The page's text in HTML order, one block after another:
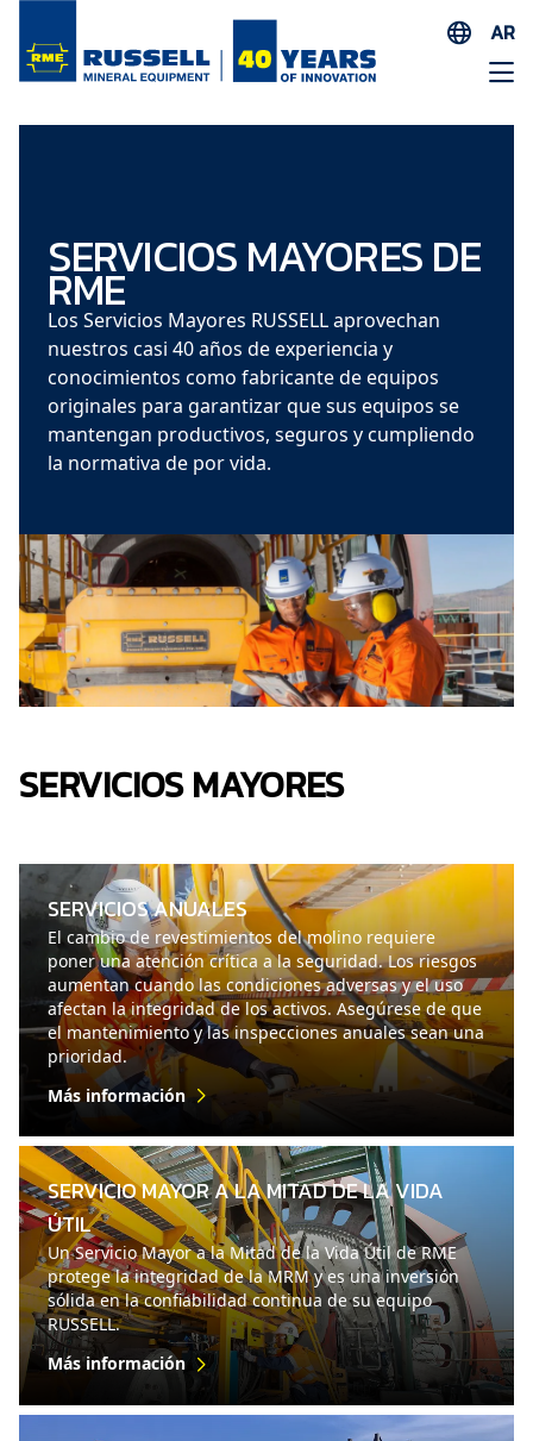
AR
EN
ES
PT
SERVICIOS MAYORES DE
RME
Los Servicios Mayores RUSSELL aprovechan
nuestros casi 40 años de experiencia y
conocimientos como fabricante de equipos
originales para garantizar que sus equipos se
mantengan productivos, seguros y cumpliendo
la normativa de por vida.
SERVICIOS MAYORES
SERVICIOS ANUALES
El cambio de revestimientos del molino requiere
poner una atención crítica a la seguridad. Los riesgos
aumentan cuando las condiciones adversas y el uso
afectan la integridad de los activos. Asegúrese de que
el mantenimiento y las inspecciones anuales sean una
prioridad.
Más información
SERVICIO MAYOR A LA MITAD DE LA VIDA
ÚTIL
Un Servicio Mayor a la Mitad de la Vida Útil de RME
protege la integridad de la MRM y es una inversión
sólida en la confiabilidad continua de su equipo
RUSSELL.
Más información